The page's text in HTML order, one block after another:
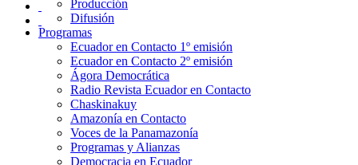
Producción
Difusión
Programas
Ecuador en Contacto 1º emisión
Ecuador en Contacto 2º emisión
Ágora Democrática
Radio Revista Ecuador en Contacto
Chaskinakuy
Amazonía en Contacto
Voces de la Panamazonía
Programas y Alianzas
Democracia en Ecuador